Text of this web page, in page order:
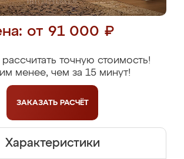
от 91 000 ₽
точную стоимость!
менее, чем за 15 минут!
ЗАКАЗАТЬ РАСЧЁТ
Характеристики